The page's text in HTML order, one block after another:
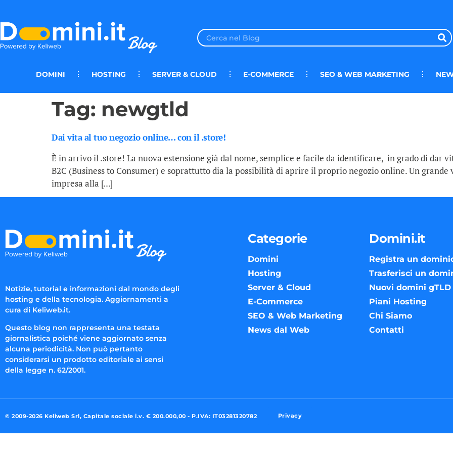
DOMINI HOSTING SERVER & CLOUD E-COMMERCE SEO & WEB MARKETING
Tag: newgtld
Dai vita al tuo negozio online… con il .store!
È in arrivo il .store! La nuova estensione già dal nome, semplice e facile da identificare, in grado di dar
B2C (Business to Consumer) e soprattutto dia la possibilità di aprire il proprio negozio online. Un
impresa alla […]
Notizie, tutorial e informazioni dal mondo degli
hosting e della tecnologia. Aggiornamenti a
cura di Keliweb.it.
Questo blog non rappresenta una testata
giornalistica poiché viene aggiornato senza
alcuna periodicità. Non può pertanto
considerarsi un prodotto editoriale ai sensi
della legge n. 62/2001.
Categorie
Domini
Hosting
Server & Cloud
E-Commerce
SEO & Web Marketing
News dal Web
Domini.it
Registra un
Trasferisci un
Nuovi domini gTLD
Piani Hosting
Chi Siamo
Contatti
© 2009-2026 Keliweb Srl, Capitale sociale i.v. € 200.000,00 - P.IVA: IT03281320782 Privacy